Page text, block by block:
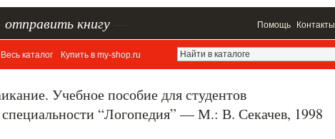
отправить книгу Помощь Контакты
Весь каталог Купить в my-shop.ru
Учебное пособие для студентов
специальности “Логопедия” — М.: В. Секачев, 1998